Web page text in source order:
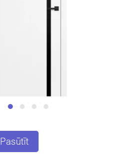
Pasūtīt